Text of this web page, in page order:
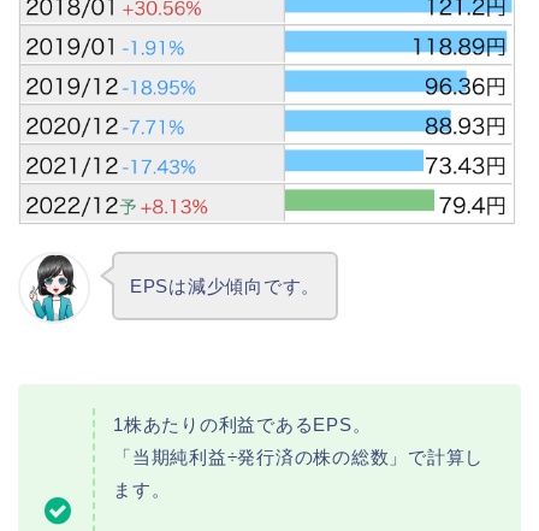
EPSは減少傾向です。
1株あたりの利益であるEPS。
「当期純利益÷発行済の株の総数」で計算し
ます。